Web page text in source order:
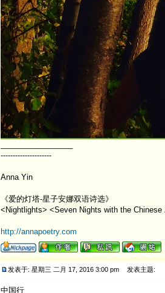
---------------------
Anna Yin
《爱的灯塔-星子安娜双语诗选》
<Nightlights> <Seven Nights with the Chinese
http://annapoetry.com
发表于: 星期三 二月 17, 2016 3:00 pm 发表主题:
中国行